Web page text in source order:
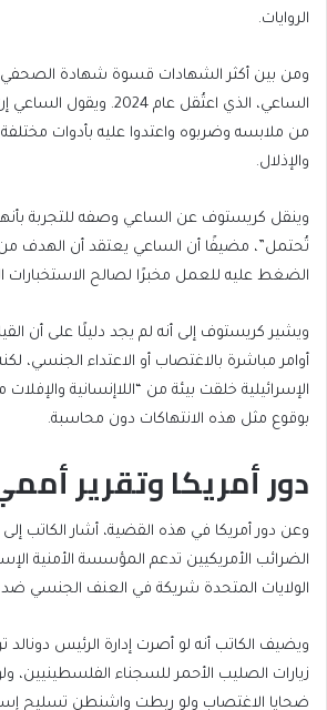
الروايات.
ومن بين أكثر الشهادات قسوة شهادة
الساعي، الذي اعتُقل عام
من ملابسه وضربوه واعتدوا عليه بأدوات
والإذلال.
وينقل كريستوف عن الساعي وصفه للتجربة
تُحتمل”، مضيفًا أن الساعي يعتقد أن الهدف من
الضغط عليه للعمل مخبرًا لصالح الاستخبارات
ويشير كريستوف إلى أنه لم يجد دليلًا على أن
أوامر مباشرة بالاغتصاب أو الاعتداء الجنسي،
الإسرائيلية خلقت بيئة من “اللاإنسانية
بوقوع مثل هذه الانتهاكات دون محاسبة.
دور أمريكا وتقرير
وعن دور أمريكا في هذه القضية، أشار الكاتب
الضرائب الأمريكيين تدعم المؤسسة الأمنية
الولايات المتحدة شريكة في العنف الجنسي
ويضيف الكاتب أنه لو أصرت إدارة الرئيس
زيارات الصليب الأحمر للسجناء الفلسطينيين،
ضحايا الاغتصاب ولو ربطت واشنطن تسليح